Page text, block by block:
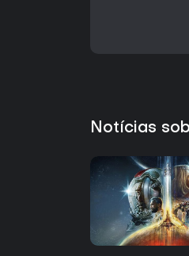
Notícias